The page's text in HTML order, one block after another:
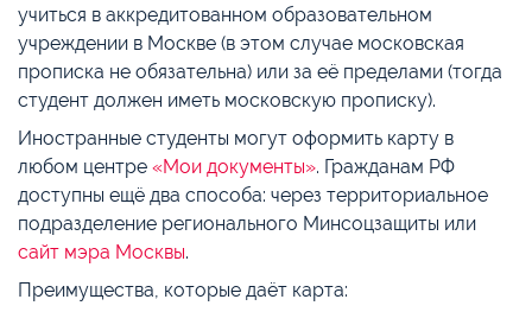
учиться в аккредитованном образовательном
учреждении в Москве (в этом случае московская
прописка не обязательна) или за её пределами (тогда
студент должен иметь московскую прописку).
Иностранные студенты могут оформить карту в
любом центре «Мои документы». Гражданам РФ
доступны ещё два способа: через территориальное
подразделение регионального Минсоцзащиты или
сайт мэра Москвы.
Преимущества, которые даёт карта: